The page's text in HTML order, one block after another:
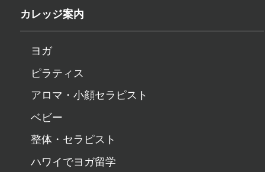
カレッジ案内
ヨガ
ピラティス
アロマ・小顔セラピスト
ベビー
整体・セラピスト
ハワイでヨガ留学